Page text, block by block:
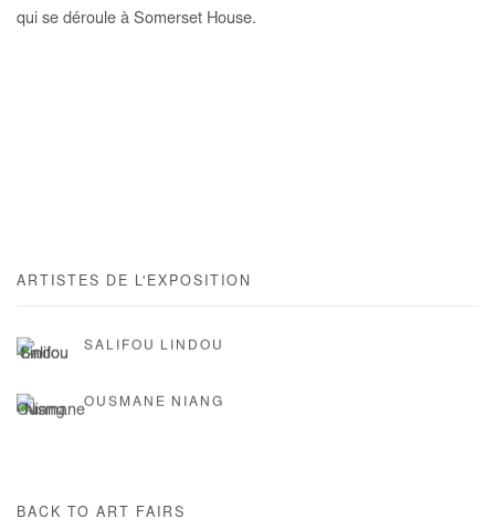
qui se déroule à Somerset House.
ARTISTES DE L'EXPOSITION
SALIFOU LINDOU
OUSMANE NIANG
BACK TO ART FAIRS